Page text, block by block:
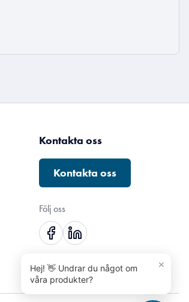
Kontakta oss
Kontakta oss
Följ oss
Hej! 👋 Undrar du något om
våra produkter?
×